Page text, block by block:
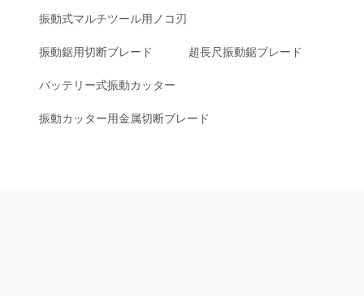
振動式マルチツール用ノコ刃
振動鋸用切断ブレード 超長尺振動鋸ブレード
バッテリー式振動カッター
振動カッター用金属切断ブレード